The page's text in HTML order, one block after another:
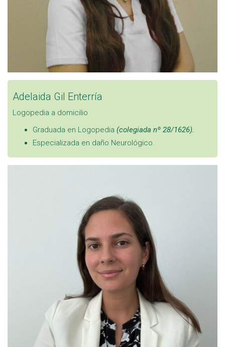
Adelaida Gil Enterría
Logopedia a domicilio
Graduada en Logopedia (colegiada nº 28/1626).
Especializada en daño Neurológico.